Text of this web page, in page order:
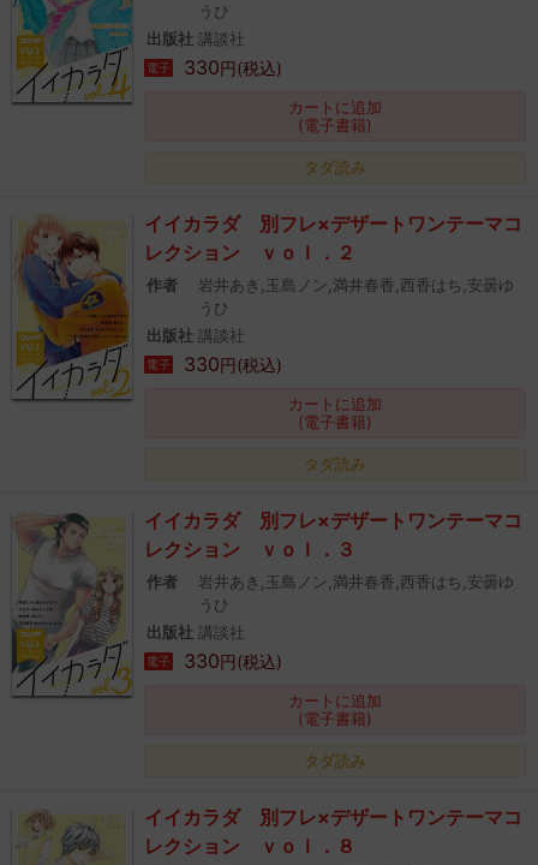
うひ
出版社 講談社
電子 330円(税込)
カートに追加
(電子書籍)
タダ読み
イイカラダ 別フレ×デザートワンテーマコ
レクション ｖｏｌ．２
作者
岩井あき,玉島ノン,満井春香,西香はち,安曇ゆ
うひ
出版社 講談社
電子 330円(税込)
カートに追加
(電子書籍)
タダ読み
イイカラダ 別フレ×デザートワンテーマコ
レクション ｖｏｌ．３
作者
岩井あき,玉島ノン,満井春香,西香はち,安曇ゆ
うひ
出版社 講談社
電子 330円(税込)
カートに追加
(電子書籍)
タダ読み
イイカラダ 別フレ×デザートワンテーマコ
レクション ｖｏｌ．８